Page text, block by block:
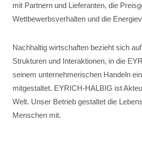
mit Partnern und Lieferanten, die
Wettbewerbsverhalten und die
Nachhaltig wirtschaften bezieht sich
Strukturen und Interaktionen, in die
seinem unternehmerischen Handeln
mitgestaltet. EYRICH-HALBIG ist
Welt. Unser Betrieb gestaltet die
Menschen mit.